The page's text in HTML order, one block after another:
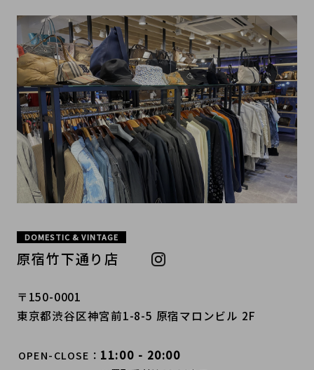
DOMESTIC & VINTAGE
原宿竹下通り店
〒150-0001
東京都渋谷区神宮前1-8-5 原宿マロンビル 2F
OPEN-CLOSE 11:00 - 20:00